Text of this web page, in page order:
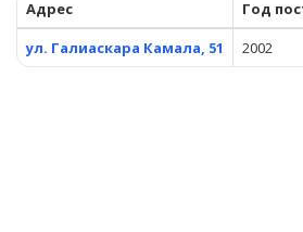
Адрес Год
ул. Галиаскара Камала, 51
2002